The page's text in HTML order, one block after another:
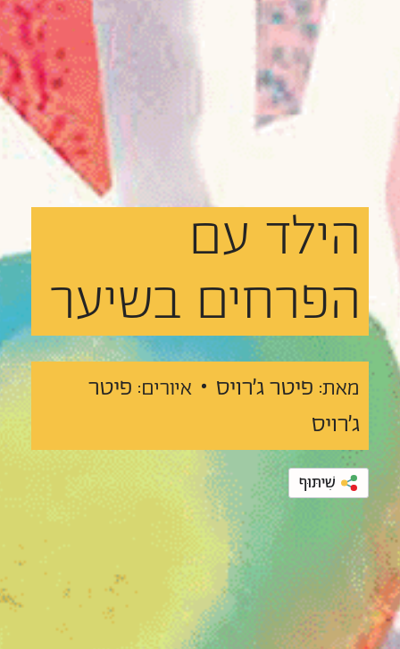
הילד עם
הפרחים בשיער
מאת: פיטר ג'רויס • איורים: פיטר
ג'רויס
שִׁיתּוּף